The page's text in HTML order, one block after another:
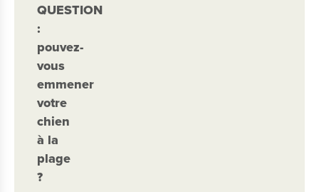
QUESTION
:
pouvez-
vous
emmener
votre
chien
à la
plage
?